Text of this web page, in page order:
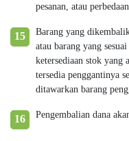
pesanan, atau
15
Barang yang
atau barang yang
ketersediaan stok yang
tersedia penggantinya
ditawarkan barang
16 Pengembalian dana